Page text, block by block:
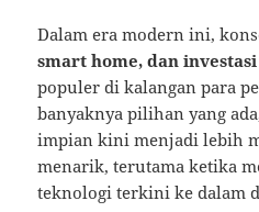
Dalam era modern ini,
smart home, dan
populer di kalangan para
banyaknya pilihan yang
impian kini menjadi lebih
menarik, terutama ketika
teknologi terkini ke dalam